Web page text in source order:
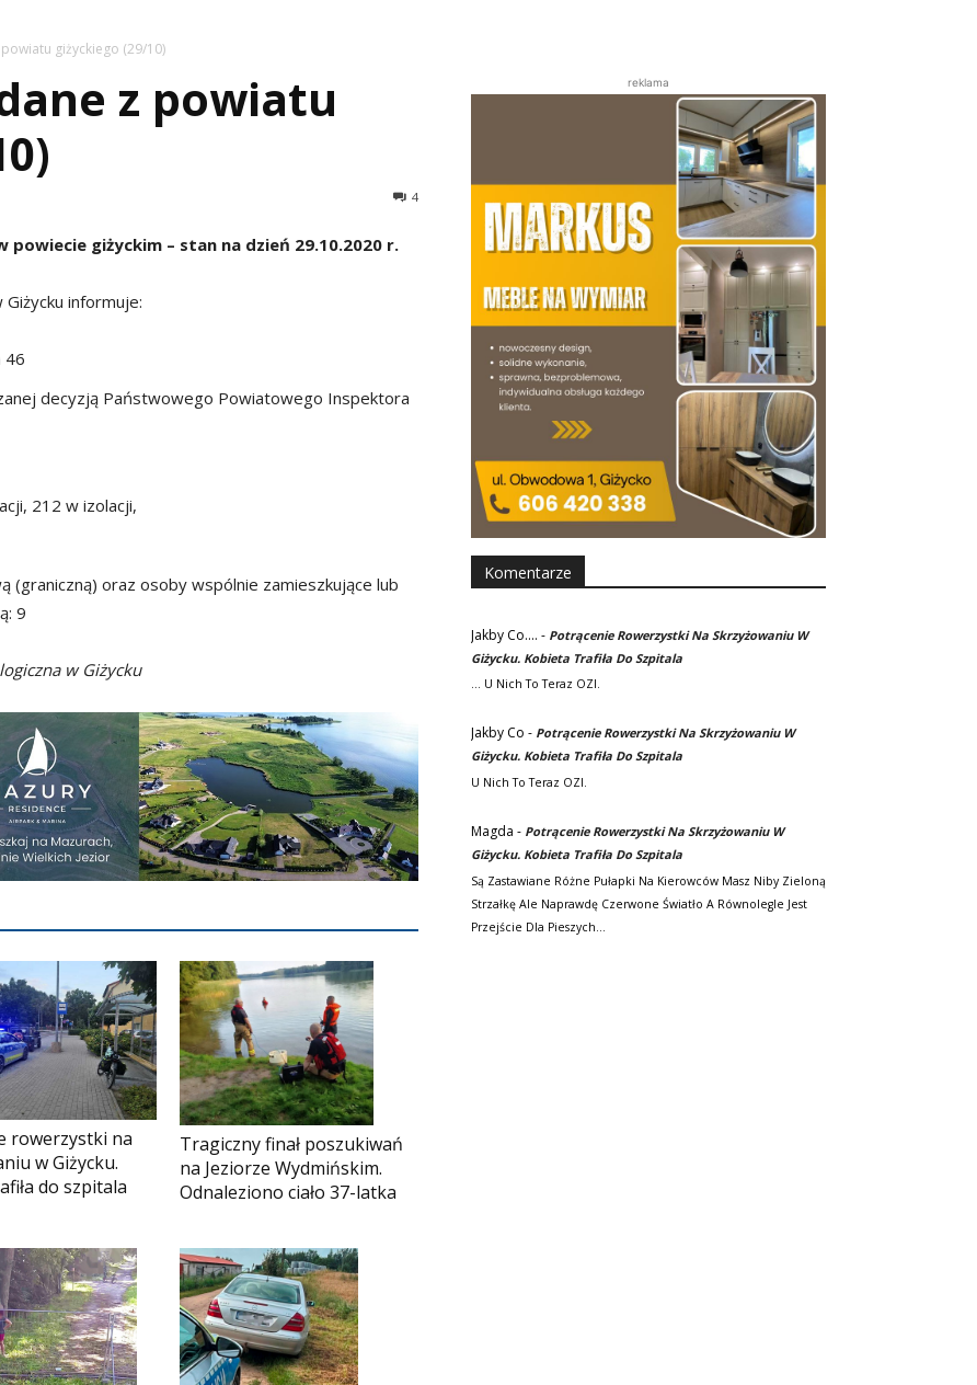
giżyckiego (29/10)
z powiatu
4
giżyckim – stan na dzień 29.10.2020 r.
informuje:
46
decyzją Państwowego Powiatowego Inspektora
212 w izolacji,
(graniczną) oraz osoby wspólnie zamieszkujące lub
9
w Giżycku
rowerzystki na
w Giżycku.
do szpitala
Tragiczny finał poszukiwań
na Jeziorze Wydmińskim.
Odnaleziono ciało 37-latka
reklama
Komentarze
Jakby Co.... - Potrącenie Rowerzystki Na Skrzyżowaniu W
Giżycku. Kobieta Trafiła Do Szpitala
... U Nich To Teraz OZI.
Jakby Co - Potrącenie Rowerzystki Na Skrzyżowaniu W
Giżycku. Kobieta Trafiła Do Szpitala
U Nich To Teraz OZI.
Magda - Potrącenie Rowerzystki Na Skrzyżowaniu W
Giżycku. Kobieta Trafiła Do Szpitala
Są Zastawiane Różne Pułapki Na Kierowców Masz Niby Zieloną
Strzałkę Ale Naprawdę Czerwone Światło A Równolegle Jest
Przejście Dla Pieszych…